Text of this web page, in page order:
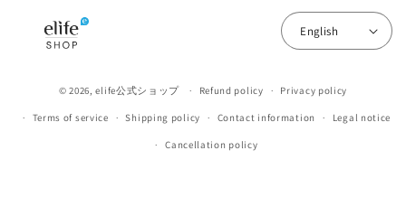
English
© 2026,elife公式ショップ Refund policy Privacy policy
Terms of service Shipping policy Contact information Legal notice
Cancellation policy